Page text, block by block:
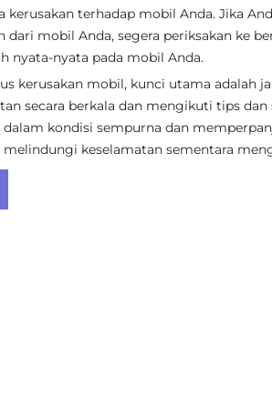
kerusakan terhadap mobil Anda. Jika
dari mobil Anda, segera periksakan ke
nyata-nyata pada mobil Anda.
kerusakan mobil, kunci utama adalah
secara berkala dan mengikuti tips
kondisi sempurna dan
keselamatan sementara